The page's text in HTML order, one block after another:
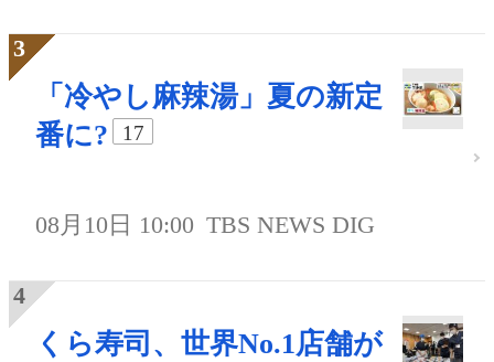
「冷やし麻辣湯」夏の新定
番に?
17
08月10日 10:00 TBS NEWS DIG
くら寿司、世界No.1店舗が